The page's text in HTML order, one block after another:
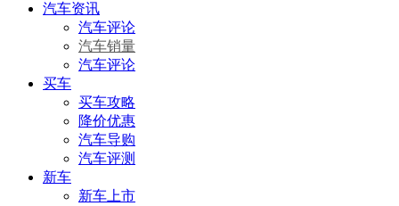
汽车资讯
汽车评论
汽车销量
汽车评论
买车
买车攻略
降价优惠
汽车导购
汽车评测
新车
新车上市